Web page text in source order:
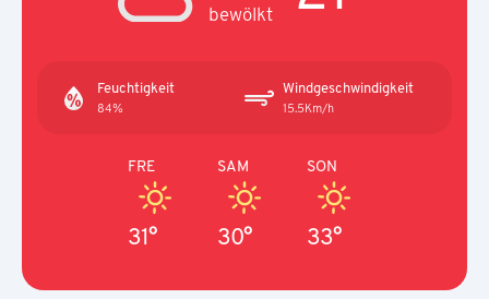
bewölkt
Feuchtigkeit
84%
Windgeschwindigkeit
15.5Km/h
FRE
31°
SAM
30°
SON
33°